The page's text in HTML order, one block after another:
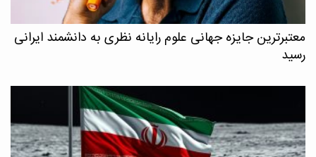
معتبرترین جایزه جهانی علوم رایانه نظری به دانشمند ایرانی
رسید